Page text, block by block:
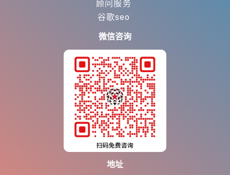
顾问服务
谷歌seo
微信咨询
地址